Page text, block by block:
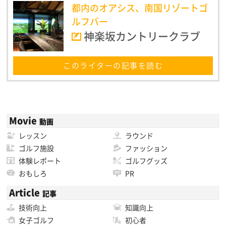
都内のオアシス、南国リゾートゴ
ルフバー
神楽坂カントリークラブ
このライターの記事を読む
Movie 動画
レッスン
ラウンド
ゴルフ施設
ファッション
体験レポート
ゴルフグッズ
おもしろ
PR
Article 記事
技術向上
知識向上
女子ゴルフ
初心者